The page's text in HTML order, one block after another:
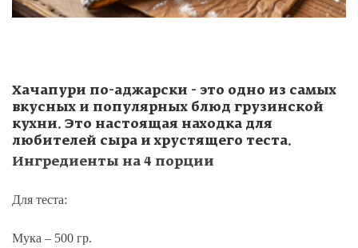
Хачапури по-аджарски - это одно из самых
вкусных и популярных блюд грузинской
кухни. Это настоящая находка для
любителей сыра и хрустящего теста.
Ингредиенты на 4 порции
Для теста:
Мука – 500 гр.